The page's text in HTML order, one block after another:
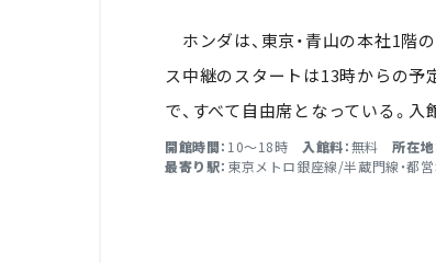
ホンダは、東京・青山の本社1階
ス中継のスタートは13時からの予
で、すべて自由席となっている。入
開館時間： 10～18時 入館料：無料所在地
最寄り駅： 東京メトロ銀座線/半蔵門線・都